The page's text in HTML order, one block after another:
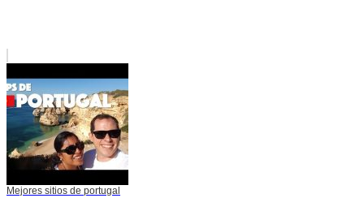
Mejores sitios de portugal